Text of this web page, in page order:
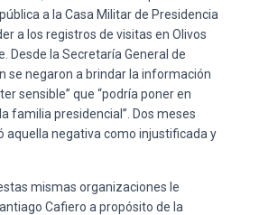
a la Casa Militar de Presidencia
a los registros de visitas en Olivos
Desde la Secretaría General de
se negaron a brindar la información
sensible” que “podría poner en
familia presidencial”. Dos meses
aquella negativa como injustificada y
mismas organizaciones le
Cafiero a propósito de la